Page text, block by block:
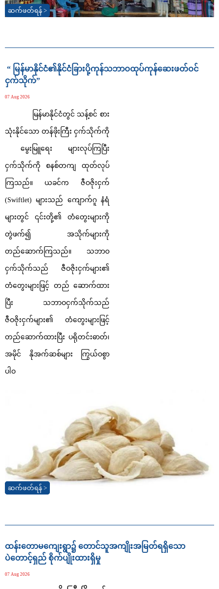
ဆက်ဖတ်ရန် >
“ မြန်မာနိုင်ငံ၏နိုင်ငံခြားပို့ကုန်သဘာဝထုပ်ကုန်ဆေးဖတ်ဝင်
ငှက်သိုက်”
07 Aug 2026
မြန်မာနိုင်ငံတွင် သန့်စင် စား
သုံးနိုင်သော တန်ဖိုးကြီး ငှက်သိုက်ကို
မွေးမြူရေး များလုပ်ကြပြီး
ငှက်သိုက်ကို စနစ်တကျ ထုတ်လုပ်
ကြသည်။ ယခင်က ဇီဝဇိုးငှက်
(Swiftlet) များသည် ကျောက်ဂူ နံရံ
များတွင် ၎င်းတို့၏ တံတွေးများကို
တွဲဖက်၍ အသိုက်များကို
တည်ဆောက်ကြသည်။ သဘာဝ
ငှက်သိုက်သည် ဇီဝဇိုးငှက်များ၏
တံတွေးများဖြင့် တည် ဆောက်ထား
ပြီး သဘာဝငှက်သိုက်သည်
ဇီဝဇိုးငှက်များ၏ တံတွေးများဖြင့်
တည်ဆောက်ထားပြီး ပရိုတင်းဓာတ်၊
အမိုင် နိုအက်ဆစ်များ ကြွယ်ဝစွာ
ပါဝ
ဆက်ဖတ်ရန် >
ထန်းတောမကျေးရွာ၌ တောင်သူအကျိုးအမြတ်ရရှိသော
ပဲတောင့်ရှည် စိုက်ပျိုးထားရှိမှု
07 Aug 2026